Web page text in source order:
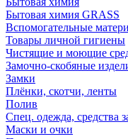
Бытовая химия GRASS
Вспомогательные
Товары личной гигиены
Чистящие и моющие
Замочно-скобяные
Замки
Плёнки, скотчи, ленты
Полив
Спец. одежда, средства
Маски и очки